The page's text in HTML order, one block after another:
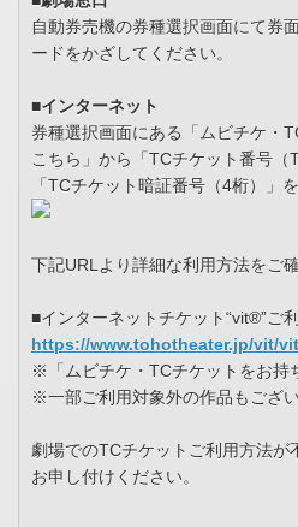
自動券売機の券種選択画面にて券
ードをかざしてください。
■インターネット
券種選択画面にある「ムビチケ・
こちら」から「TCチケット番号（
「TCチケット暗証番号（4桁）」
下記URLより詳細な利用方法をご
■インターネットチケット“vit®”ご
https://www.tohotheater.jp/vit/
※「ムビチケ・TCチケットをお持
※一部ご利用対象外の作品もござ
劇場でのTCチケットご利用方法が
お申し付けください。